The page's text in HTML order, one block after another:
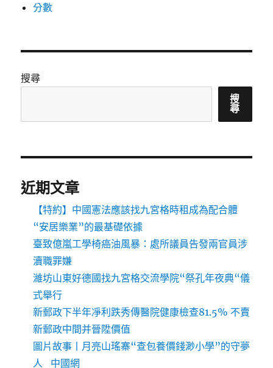
分數
搜尋
搜
尋
近期文章
【特約】中國憲法應該找九宮格時租成為配合體
“安居樂業”的最基礎依據
臺致億嵐工學椅癌油風暴：處所議員告發兩官員涉
瀆職罪嫌
濰坊山東好德國找九宮格交流學院“祭孔年夜典“儀
式舉行
新郵政下半年凈利跌秀傳醫院健康檢查81.5% 不賣
新郵政中間并晉陞價值
圖片故事丨月亮山瑤寨“查包養價錢渺小學”的守夢
人_中國網